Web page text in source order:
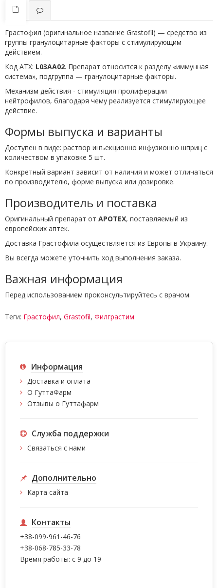
Грастофил (оригинальное название Grastofil) — средство из
группы гранулоцитарные факторы с стимулирующим
действием.
Код АТХ: L03AA02. Препарат относится к разделу «иммунная
система», подгруппа — гранулоцитарные факторы.
Механизм действия - стимуляция пролиферации
нейтрофилов, благодаря чему реализуется стимулирующее
действие.
Формы выпуска и варианты
Доступен в виде: раствор инъекционно инфузионно шприц с
количеством в упаковке 5 шт.
Конкретный вариант зависит от наличия и может отличаться
по производителю, форме выпуска или дозировке.
Производитель и поставка
Оригинальный препарат от APOTEX, поставляемый из
европейских аптек.
Доставка Грастофила осуществляется из Европы в Украину.
Вы всегда можете уточнить ход выполнения заказа.
Важная информация
Перед использованием проконсультируйтесь с врачом.
Теги: Грастофил, Grastofil, Филграстим
Информация
Доставка и оплата
О ГуттаФарм
Отзывы о Гуттафарм
Служба поддержки
Связаться с нами
Дополнительно
Карта сайта
Контакты
+38-099-961-46-76
+38-068-785-33-78
Время работы: с 9 до 19